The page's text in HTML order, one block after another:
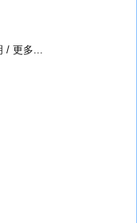
/ 更多...